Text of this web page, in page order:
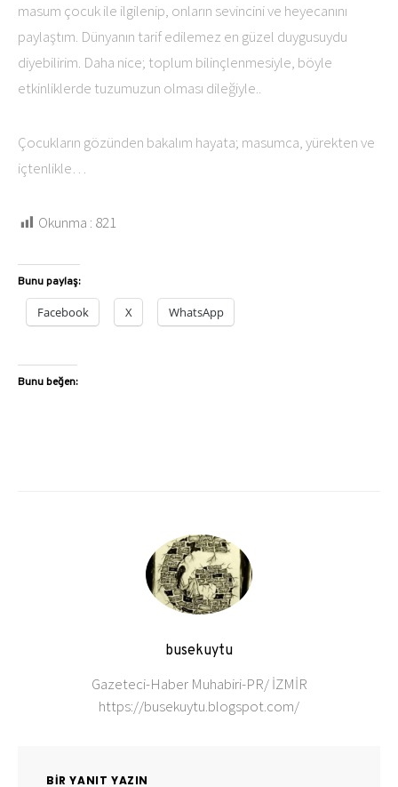
masum çocuk ile ilgilenip, onların sevincini ve heyecanını
paylaştım. Dünyanın tarif edilemez en güzel duygusuydu
diyebilirim. Daha nice; toplum bilinçlenmesiyle, böyle
etkinliklerde tuzumuzun olması dileğiyle..
Çocukların gözünden bakalım hayata; masumca, yürekten ve
içtenlikle…
Okunma : 821
Bunu paylaş:
Facebook X WhatsApp
Bunu beğen:
busekuytu
Gazeteci-Haber Muhabiri-PR/ İZMİR
https://busekuytu.blogspot.com/
BIR YANIT YAZIN